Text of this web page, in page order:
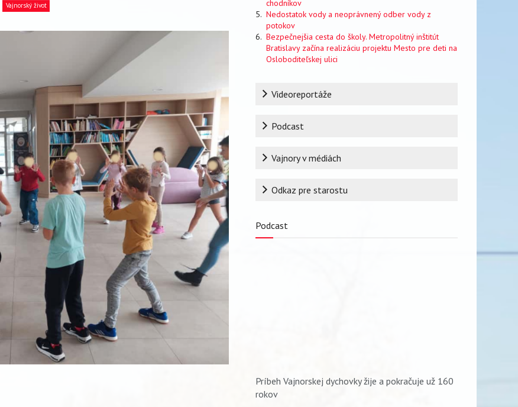
Vajnorský život
chodníkov
Nedostatok vody a neoprávnený odber vody z
potokov
Bezpečnejšia cesta do školy. Metropolitný inštitút
Bratislavy začína realizáciu projektu Mesto pre deti na
Osloboditeľskej ulici
RubrikaVideoreportáže
Podcast
Vajnory v médiách
Odkaz pre starostu
Podcast
Príbeh Vajnorskej dychovky žije a pokračuje už 160
rokov